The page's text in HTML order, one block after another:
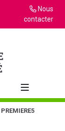
Nous
contacter
Afficher la
PREMIERE5